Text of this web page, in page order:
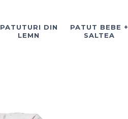
PATUTURI DIN
LEMN
PATUT BEBE +
SALTEA